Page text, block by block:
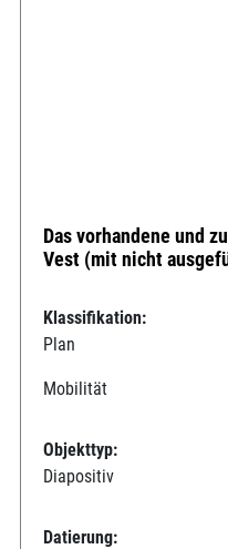
Das vorhandene und
Vest (mit nicht
Klassifikation:
Plan
Mobilität
Objekttyp:
Diapositiv
Datierung: